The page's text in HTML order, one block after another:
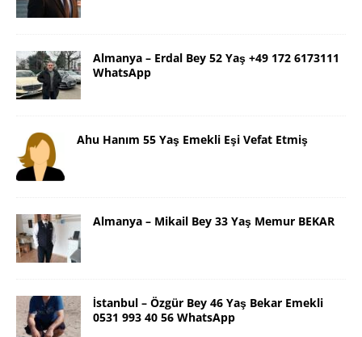
Almanya – Erdal Bey 52 Yaş +49 172 6173111
WhatsApp
Ahu Hanım 55 Yaş Emekli Eşi Vefat Etmiş
Almanya – Mikail Bey 33 Yaş Memur BEKAR
İstanbul – Özgür Bey 46 Yaş Bekar Emekli
0531 993 40 56 WhatsApp